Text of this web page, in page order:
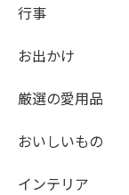
行事
お出かけ
厳選の愛用品
おいしいもの
インテリア